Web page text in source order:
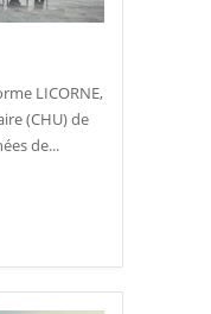
LICORNE,
(CHU) de
de...